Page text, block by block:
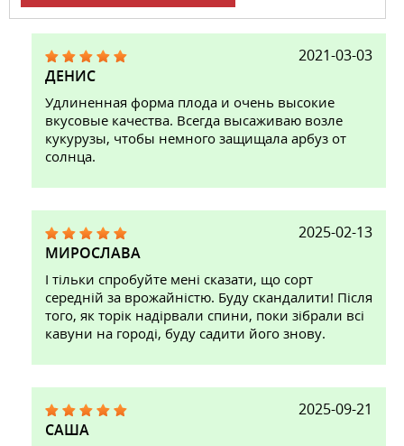
2021-03-03
ДЕНИС
Удлиненная форма плода и очень высокие
вкусовые качества. Всегда высаживаю возле
кукурузы, чтобы немного защищала арбуз от
солнца.
2025-02-13
МИРОСЛАВА
І тільки спробуйте мені сказати, що сорт
середній за врожайністю. Буду скандалити! Після
того, як торік надірвали спини, поки зібрали всі
кавуни на городі, буду садити його знову.
2025-09-21
CАША